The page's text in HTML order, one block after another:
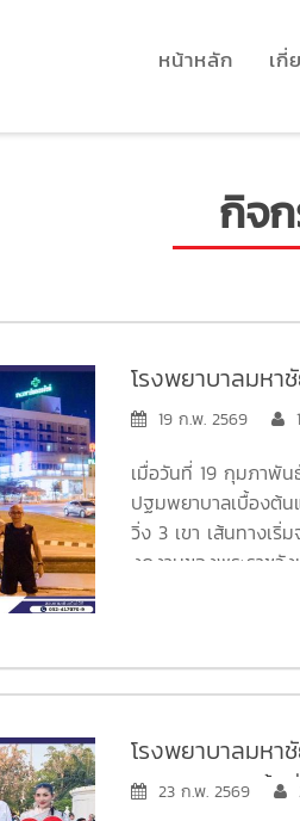
หน้าหลัก เกี่
กิจ
โรงพยาบาลมห
และรถพยาบาลฉุ
3 เขา
19 ก.พ. 2569
เมื่อวันที่ 19 กุมภาพั
ปฐมพยาบาลเบื้องต้น
วิ่ง 3 เขา เส้นทางเ
งดงามของพระราชวั
รัชต์ พร้อมด้วยเจ้าห
ผู้ร่วมกิจกรรมสามาร
ขอขอบคุณผู้จัดงานแล
ภาพและความสามัคคีใ
โรงพยาบาลมหา
เมืองเพชร" ครั้ง
23 ก.พ. 2569